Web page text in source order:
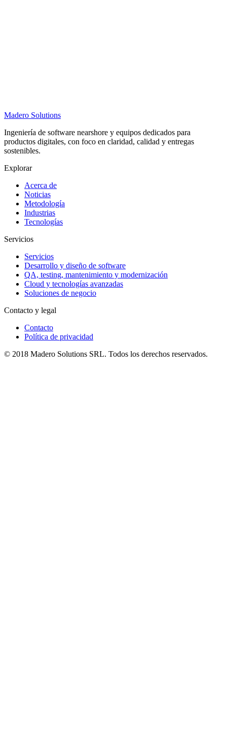
Madero Solutions
Ingeniería de software nearshore y equipos dedicados para
productos digitales, con foco en claridad, calidad y entregas
sostenibles.
Explorar
Acerca de
Noticias
Metodología
Industrias
Tecnologías
Servicios
Servicios
Desarrollo y diseño de software
QA, testing, mantenimiento y modernización
Cloud y tecnologías avanzadas
Soluciones de negocio
Contacto y legal
Contacto
Política de privacidad
© 2018 Madero Solutions SRL. Todos los derechos reservados.